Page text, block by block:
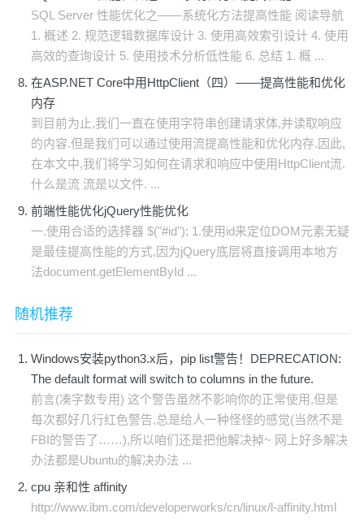
SQL Server 性能优化之——系统化方法提高性能 阅读导航
1. 概述 2. 规范逻辑数据库设计 3. 使用高效索引设计 4. 使用
高效的查询设计 5. 使用技术分析低性能 6. 总结 1. 概 ...
在ASP.NET Core中用HttpClient（四）——提高性能和优化
内存
到目前为止,我们一直在使用字符串创建请求体,并读取响应
的内容.但是我们可以通过使用流提高性能和优化内存.因此,
在本文中,我们将学习如何在请求和响应中使用HttpClient流.
什么是流 流是以文件. ...
前端性能优化jQuery性能优化
一.使用合适的选择器 $("#id"); 1.使用id来定位DOM元素无疑
是最佳提高性能的方式,因为jQuery底层将直接调用本地方
法document.getElementById ...
随机推荐
Windows安装python3.x后，pip list警告！DEPRECATION:
The default format will switch to columns in the future.
前言(凑字数专用) 这个警告虽然不影响你的正常使用,但是
每次都好几行红色警告,总是给人一种怪怪的感觉(当然不是
FBI的警告了……),所以咱们还是把他解决掉~ 网上好多解决
办法都是Ubuntu的解决办法 ...
cpu 亲和性 affinity
http://www.ibm.com/developerworks/cn/linux/l-affinity.html